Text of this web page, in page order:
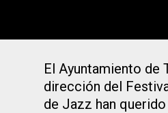
El Ayuntamiento de
dirección del
de Jazz han